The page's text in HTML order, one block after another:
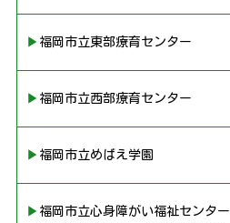
▶︎福岡市立東部療育センター
▶︎福岡市立西部療育センター
▶︎福岡市立めばえ学園
▶︎福岡市立心身障がい福祉センター